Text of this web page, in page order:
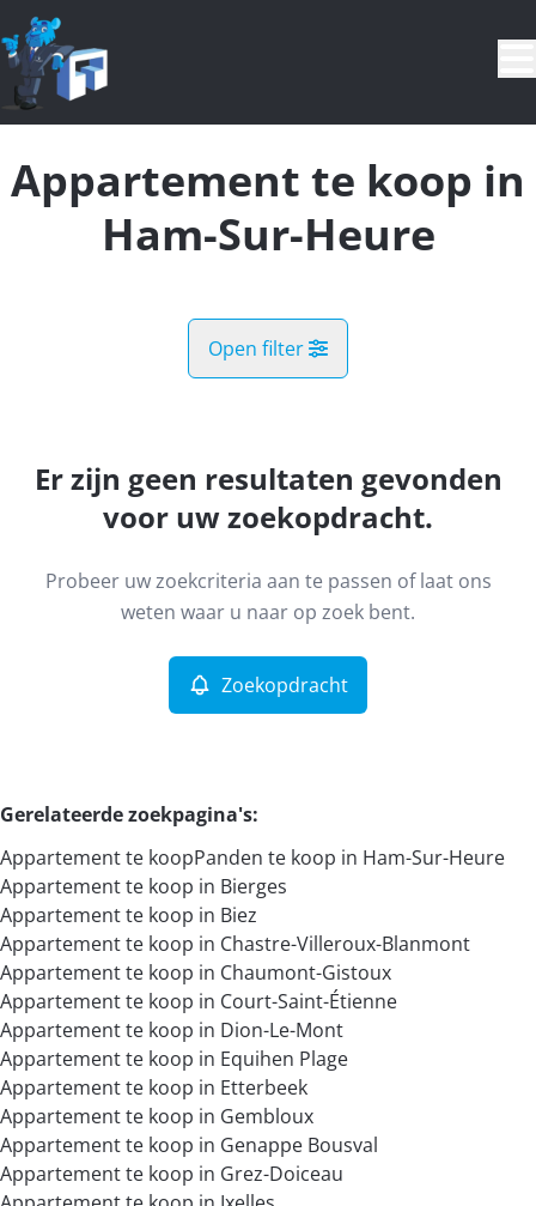
Ga naar hoofdinhoud
Appartement te koop in
Ham-Sur-Heure
Open filter
Ham-Sur-Heure (6120) Remove
Appartement Remove
Max. budget
Zoeken
Kaartweergave
Zoekopdracht Sorteer op
Er zijn geen resultaten gevonden
voor uw zoekopdracht.
Probeer uw zoekcriteria aan te passen of laat ons
weten waar u naar op zoek bent.
Zoekopdracht
Gerelateerde zoekpagina's:
Appartement te koopPanden te koop in Ham-Sur-Heure
Appartement te koop in Bierges
Appartement te koop in Biez
Appartement te koop in Chastre-Villeroux-Blanmont
Appartement te koop in Chaumont-Gistoux
Appartement te koop in Court-Saint-Étienne
Appartement te koop in Dion-Le-Mont
Appartement te koop in Equihen Plage
Appartement te koop in Etterbeek
Appartement te koop in Gembloux
Appartement te koop in Genappe Bousval
Appartement te koop in Grez-Doiceau